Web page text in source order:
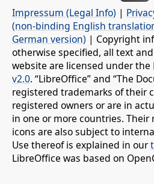
Impressum (Legal Info) |
(non-binding English
German version) | Copyright
otherwise specified, all text
website are licensed under the
v2.0. “LibreOffice” and “The
registered trademarks of their
registered owners or are in
in one or more countries. Their
icons are also subject to
Use thereof is explained in our
LibreOffice was based on